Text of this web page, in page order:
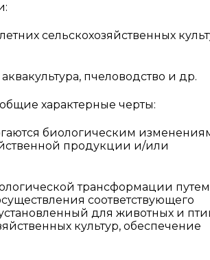
сельскохозяйственных
пчеловодство и др.
характерные черты:
биологическим
продукции и/или
трансформации путем
соответствующего
для животных и
культур, обеспечение